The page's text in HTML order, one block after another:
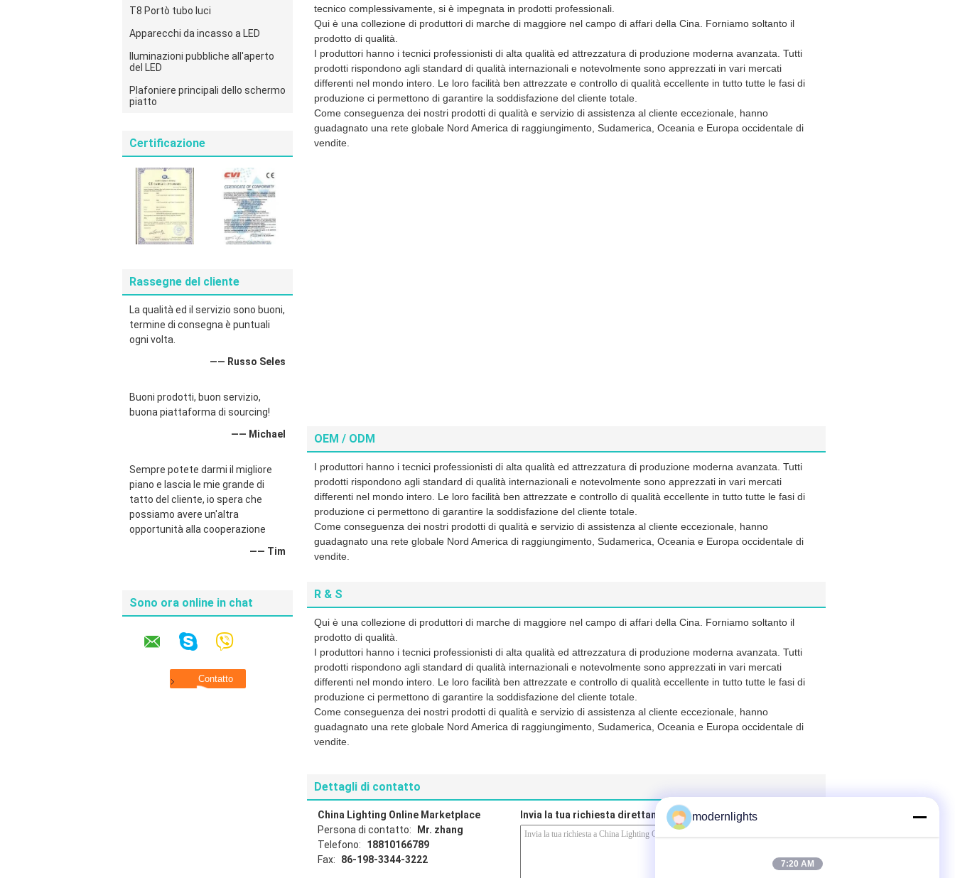
T8 Portò tubo luci
Apparecchi da incasso a LED
Iluminazioni pubbliche all'aperto
del LED
Plafoniere principali dello schermo
piatto
Certificazione
Rassegne del cliente
La qualità ed il servizio sono buoni,
termine di consegna è puntuali
ogni volta.
—— Russo Seles
Buoni prodotti, buon servizio,
buona piattaforma di sourcing!
—— Michael
Sempre potete darmi il migliore
piano e lascia le mie grande di
tatto del cliente, io spera che
possiamo avere un'altra
opportunità alla cooperazione
—— Tim
Sono ora online in chat
tecnico complessivamente, si è impegnata in prodotti professionali.
Qui è una collezione di produttori di marche di maggiore nel campo di affari della Cina. Forniamo soltanto il
prodotto di qualità.
I produttori hanno i tecnici professionisti di alta qualità ed attrezzatura di produzione moderna avanzata. Tutti
prodotti rispondono agli standard di qualità internazionali e notevolmente sono apprezzati in vari mercati
differenti nel mondo intero. Le loro facilità ben attrezzate e controllo di qualità eccellente in tutto tutte le fasi di
produzione ci permettono di garantire la soddisfazione del cliente totale.
Come conseguenza dei nostri prodotti di qualità e servizio di assistenza al cliente eccezionale, hanno
guadagnato una rete globale Nord America di raggiungimento, Sudamerica, Oceania e Europa occidentale di
vendite.
OEM / ODM
I produttori hanno i tecnici professionisti di alta qualità ed attrezzatura di produzione moderna avanzata. Tutti
prodotti rispondono agli standard di qualità internazionali e notevolmente sono apprezzati in vari mercati
differenti nel mondo intero. Le loro facilità ben attrezzate e controllo di qualità eccellente in tutto tutte le fasi di
produzione ci permettono di garantire la soddisfazione del cliente totale.
Come conseguenza dei nostri prodotti di qualità e servizio di assistenza al cliente eccezionale, hanno
guadagnato una rete globale Nord America di raggiungimento, Sudamerica, Oceania e Europa occidentale di
vendite.
R & S
Qui è una collezione di produttori di marche di maggiore nel campo di affari della Cina. Forniamo soltanto il
prodotto di qualità.
I produttori hanno i tecnici professionisti di alta qualità ed attrezzatura di produzione moderna avanzata. Tutti
prodotti rispondono agli standard di qualità internazionali e notevolmente sono apprezzati in vari mercati
differenti nel mondo intero. Le loro facilità ben attrezzate e controllo di qualità eccellente in tutto tutte le fasi di
produzione ci permettono di garantire la soddisfazione del cliente totale.
Come conseguenza dei nostri prodotti di qualità e servizio di assistenza al cliente eccezionale, hanno
guadagnato una rete globale Nord America di raggiungimento, Sudamerica, Oceania e Europa occidentale di
vendite.
Dettagli di contatto
China Lighting Online Marketplace
Persona di contatto:
Mr. zhang
Telefono:
18810166789
Fax:
86-198-3344-3222
Invia la tua richiesta direttamente a noimodernlights
7:20 AM